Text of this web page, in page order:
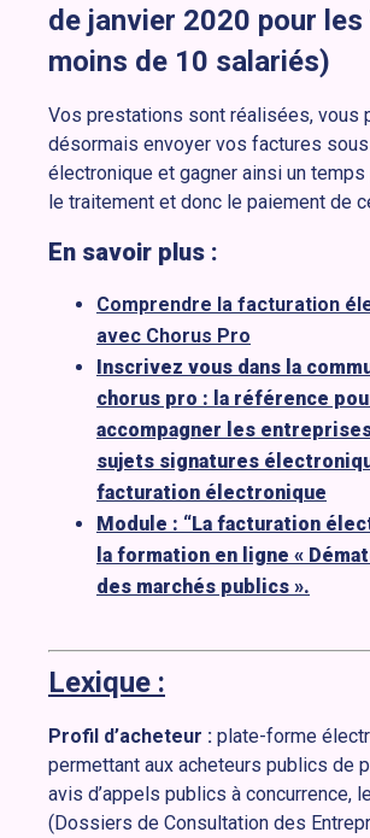
de janvier 2020 pour les
moins de 10 salariés)
Vos prestations sont réalisées, vous
désormais envoyer vos factures
électronique et gagner ainsi un
le traitement et donc le paiement de
En savoir plus :
Comprendre la facturation
avec Chorus Pro
Inscrivez vous dans la
chorus pro : la référence
accompagner les
sujets signatures
facturation électronique
Module : “La facturation
la formation en ligne «
des marchés publics ».
Lexique :
Profil d’acheteur : plate-forme
permettant aux acheteurs publics de
avis d’appels publics à concurrence,
(Dossiers de Consultation des